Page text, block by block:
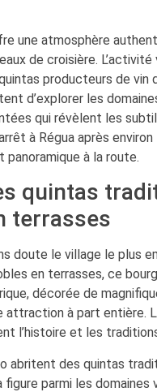
une atmosphère
de croisière.
producteurs de vin
d’explorer les
qui révèlent les
à Régua après
à la route.
quintas
terrasses
doute le village le plus
en terrasses, ce
décorée de
attraction à part entière.
l’histoire et les
abritent des quintas
figure parmi les